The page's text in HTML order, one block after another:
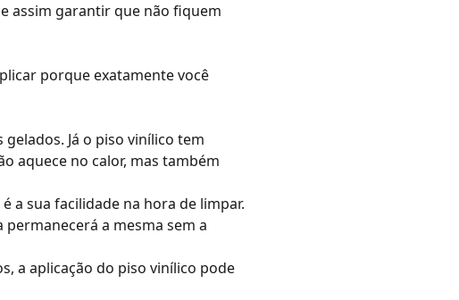
assim garantir que não fiquem
porque exatamente você
Já o piso vinílico tem
aquece no calor, mas também
sua facilidade na hora de limpar.
a mesma sem a
a aplicação do piso vinílico pode